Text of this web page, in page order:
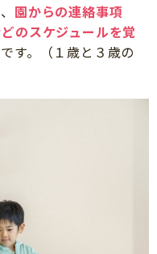
園からの連絡事項
のスケジュールを覚
す。（１歳と３歳の